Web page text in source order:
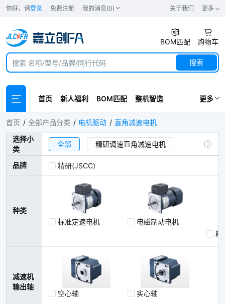
你好，请登录 免费注册 我的消息(0) 关于我们 更多
BOM匹配 购物车
搜索
首页 新人福利 BOM匹配 整机智造 更多
直角减速电机
首页 全部产品分类 电机驱动
直角减速电机
选择小
类
全部 精研调速直角减速电机
精研定速直角减速电机
直角刹车调速减速电机 精研调速器
精研电机安装件
品牌 精研(JSCC)
种类
标准定速电机
电磁制动电机
精
减速机
输出轴
空心轴 实心轴